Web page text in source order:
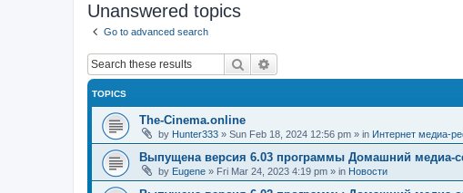
Unanswered topics
Go to advanced search
Search
TOPICS
The-Cinema.online
by Hunter333 » Sun Feb 18, 2024 12:56 pm » in Интернет медиа-
Выпущена версия 6.03 программы Домашний медиа-
by Eugene » Fri Mar 24, 2023 4:19 pm » in Новости